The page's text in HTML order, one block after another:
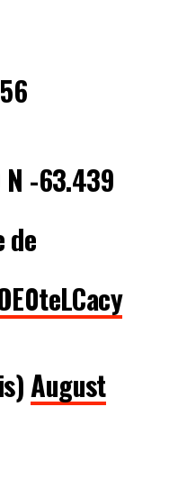
-63.439
de
August